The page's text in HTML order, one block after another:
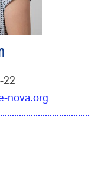
22
nova.org